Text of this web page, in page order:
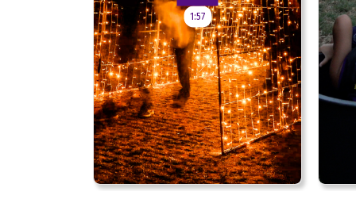
1:57